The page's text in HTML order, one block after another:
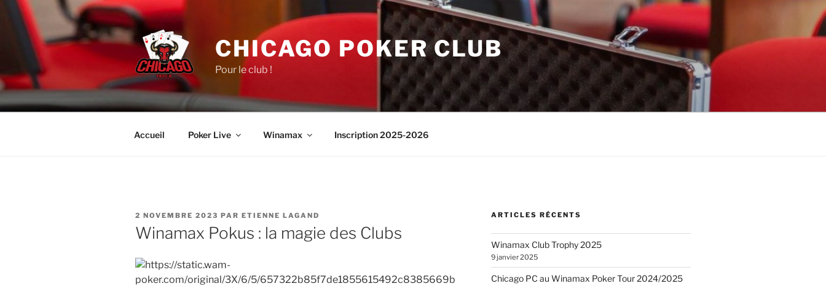
Aller
contenu
principal
CHICAGO POKER CLUB
Pour le club !
Accueil Poker Live Winamax Inscription 2025-2026
PUBLIÉ
LE
2 NOVEMBRE 2023 PAR ETIENNE LAGAND
Winamax Pokus : la magie des Clubs
ARTICLES RÉCENTS
Winamax Club Trophy 2025
9 janvier 2025
Chicago PC au Winamax Poker Tour 2024/2025